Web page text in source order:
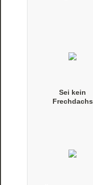
Sei kein
Frechdachs